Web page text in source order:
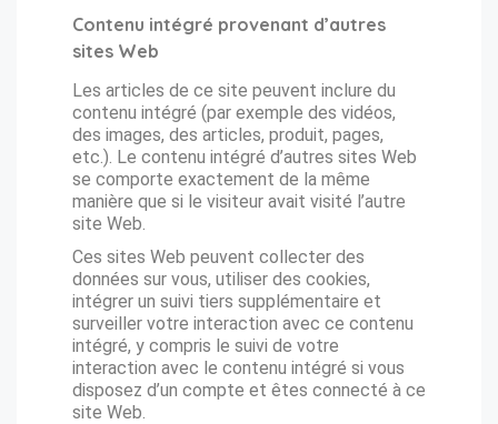
Contenu intégré provenant d’autres
sites Web
Les articles de ce site peuvent inclure du
contenu intégré (par exemple des vidéos,
des images, des articles, produit, pages,
etc.). Le contenu intégré d’autres sites Web
se comporte exactement de la même
manière que si le visiteur avait visité l’autre
site Web.
Ces sites Web peuvent collecter des
données sur vous, utiliser des cookies,
intégrer un suivi tiers supplémentaire et
surveiller votre interaction avec ce contenu
intégré, y compris le suivi de votre
interaction avec le contenu intégré si vous
disposez d’un compte et êtes connecté à ce
site Web.